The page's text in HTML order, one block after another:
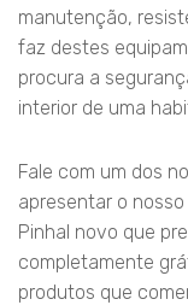
manutenção,
faz destes
procura a
interior de uma
Fale com um dos
apresentar o
Pinhal novo que
completamente
produtos que